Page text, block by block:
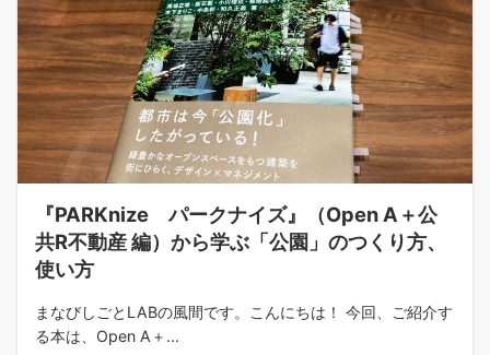
『PARKnize パークナイズ』（Open A＋公
共R不動産 編）から学ぶ「公園」のつくり方、
使い方
まなびしごとLABの風間です。こんにちは！ 今回、ご紹介す
る本は、Open A＋...